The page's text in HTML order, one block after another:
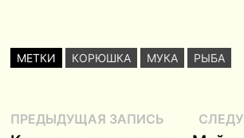
МЕТКИ КОРЮШКА МУКА РЫБА
Навигация
ПРЕДЫДУЩАЯ ЗАПИСЬ